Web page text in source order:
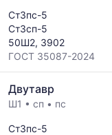
предложениям
и
обновляется
по
мере
обновления
прайс-
Ст3пс-5
Ст3сп-5
50Ш2, 3902
ГОСТ 35087-2024
Двутавр
Ш1 • сп • пс
Ст3пс-5